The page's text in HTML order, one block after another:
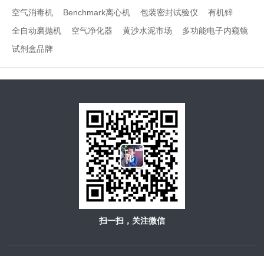
空气消毒机
Benchmark离心机 包装密封试验仪
有机锌
全自动磨抛机
空气净化器 黄沙水泥市场
多功能电子内窥镜
试剂盒品牌
扫一扫，关注微信